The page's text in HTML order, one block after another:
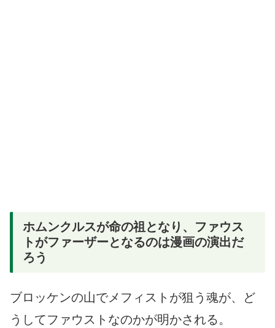
ホムンクルスが命の祖となり、ファウス
トがファーザーとなるのは漫画の演出だ
ろう
ブロッケンの山でメフィストが狙う魂が、ど
うしてファウストなのかが明かされる。